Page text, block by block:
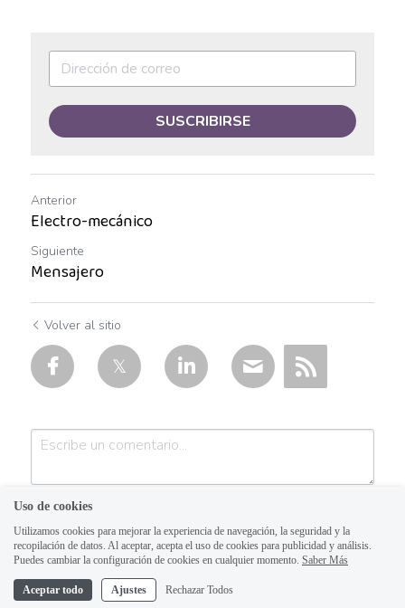
Auxiliar en diseño
Auxiliar en mantenimiento
Auxiliar general
Avenida Aviación
Avenida Ignacio
Avenida Vallarta
Ayudante de Mostrador
Ayudante de reparto
Ayudante general de almacén
Ayudante general de reparto
SUSCRIBIRSE
Anterior
Electro-mecánico
Siguiente
Mensajero
Volver al sitio
Uso de cookies
Utilizamos cookies para mejorar la experiencia de navegación, la seguridad y la
recopilación de datos. Al aceptar, acepta el uso de cookies para publicidad y análisis.
Puedes cambiar la configuración de cookies en cualquier momento. Saber Más
Aceptar todo Ajustes Rechazar Todos